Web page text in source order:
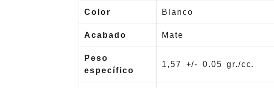
Color Blanco
Acabado Mate
Peso
específico
1,57 +/- 0.05 gr./cc.